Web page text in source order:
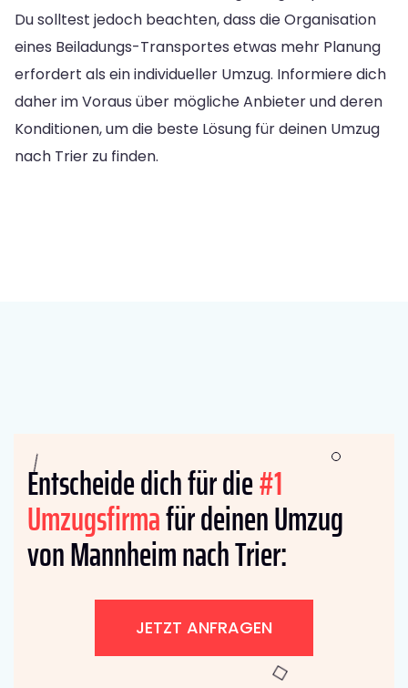
Du solltest jedoch beachten, dass die Organisation
eines Beiladungs-Transportes etwas mehr Planung
erfordert als ein individueller Umzug. Informiere dich
daher im Voraus über mögliche Anbieter und deren
Konditionen, um die beste Lösung für deinen Umzug
nach Trier zu finden.
Entscheide dich für die#1
Umzugsfirmafür deinen Umzug
von Mannheim nach Trier:
JETZT ANFRAGEN